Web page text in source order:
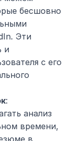
бесшовно
Эти
и
с его
:
анализ
времени,